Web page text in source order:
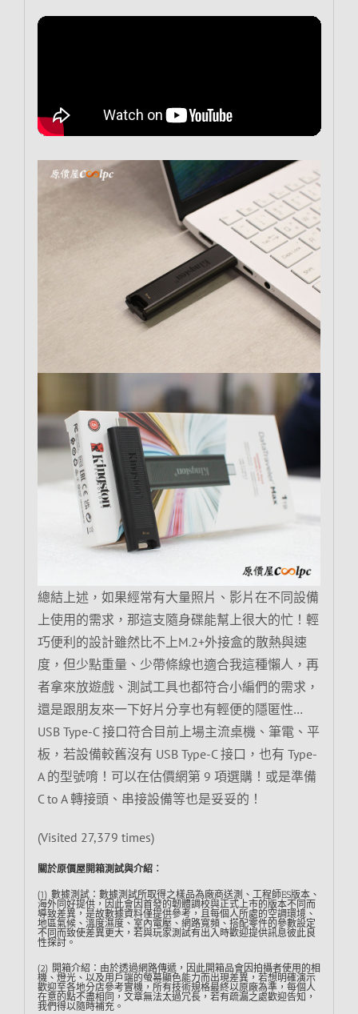
總結上述，如果經常有大量照片、影片在不同設備
上使用的需求，那這支隨身碟能幫上很大的忙！輕
巧便利的設計雖然比不上M.2+外接盒的散熱與速
度，但少點重量、少帶條線也適合我這種懶人，再
者拿來放遊戲、測試工具也都符合小編們的需求，
還是跟朋友來一下好片分享也有輕便的隱匿性…
USB Type-C 接口符合目前上場主流桌機、筆電、平
板，若設備較舊沒有 USB Type-C 接口，也有 Type-
A 的型號唷！可以在估價網第 9 項選購！或是準備
C to A 轉接頭、串接設備等也是妥妥的！
(Visited 27,379 times)
關於原價屋開箱測試與介紹︰
(1) 數據測試：數據測試所取得之樣品為廠商送測、工程師ES版本、
海外同好提供，因此會因首發的韌體調校與正式上市的版本不同而
導致差異，是故數據資料僅提供參考，且每個人所處的空調環境、
地區氣候、溫度濕度、室內電壓、網路寬頻、搭配零件的參數設定
不同而致使差異更大，若與玩家測試有出入時歡迎提供訊息彼此良
性探討。
(2) 開箱介紹：由於透過網路傳遞，因此開箱品會因拍攝者使用的相
機、燈光、以及用戶端的螢幕顯色能力而出現差異，若想明確演示
歡迎至各地分店參考實機，所有技術規格最終以原廠為準，每個人
在意的點不盡相同，文章無法太過冗長，若有疏漏之處歡迎告知，
我們得以隨時補充。